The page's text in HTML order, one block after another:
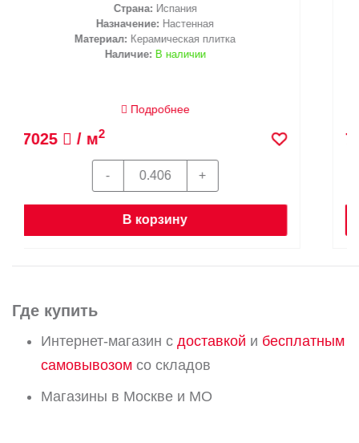
Страна:Испания
Назначение:Настенная
Материал:Керамическая плитка
Наличие: В наличии
Подробнее
7025 / м
В корзину
Где купить
Интернет-магазин с доставкой и бесплатным
самовывозом со складов
Магазины в Москве и МО